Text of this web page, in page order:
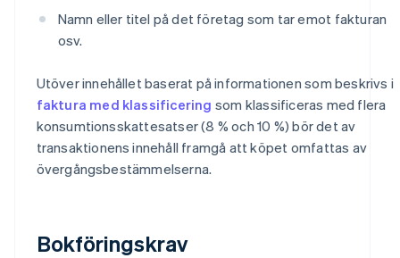
Namn eller titel på det företag som tar emot fakturan
osv.
Utöver innehållet baserat på informationen som beskrivs i
faktura med klassificering som klassificeras med flera
konsumtionsskattesatser (8 % och 10 %) bör det av
transaktionens innehåll framgå att köpet omfattas av
övergångsbestämmelserna.
Bokföringskrav